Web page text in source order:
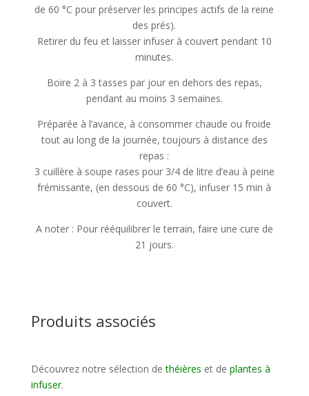
de 60 °C pour préserver les principes actifs de la reine
des prés).
Retirer du feu et laisser infuser à couvert pendant 10
minutes.
Boire 2 à 3 tasses par jour en dehors des repas,
pendant au moins 3 semaines.
Préparée à l’avance, à consommer chaude ou froide
tout au long de la journée, toujours à distance des
repas :
3 cuillère à soupe rases pour 3/4 de litre d’eau à peine
frémissante, (en dessous de 60 °C), infuser 15 min à
couvert.
A noter : Pour rééquilibrer le terrain, faire une cure de
21 jours.
Produits associés
Découvrez notre sélection dethéières et de plantes à
infuser.